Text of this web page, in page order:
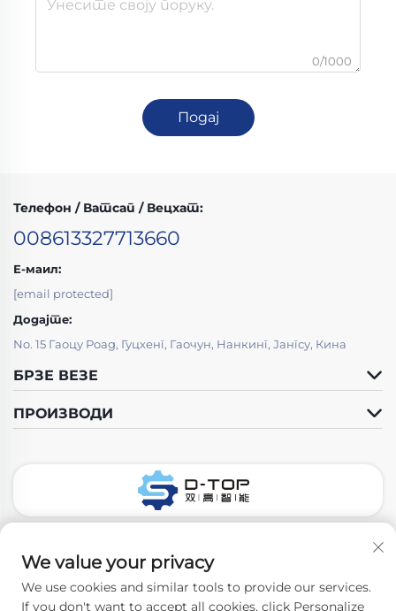
0/1000
Подај
Телефон / Ватсап / Вецхат:
008613327713660
Е-маил:
[email protected]
Додајте:
No. 15 Гаоцу Роад, Гуцхенг, Гаочун, Нанкинг, Јангсу, Кина
БРЗЕ ВЕЗЕ
ПРОИЗВОДИ
We value your privacy
We use cookies and similar tools to provide our services.
If you don't want to accept all cookies, click Personalize